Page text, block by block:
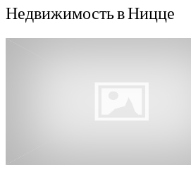
Недвижимость в Ницце